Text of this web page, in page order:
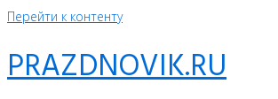
Перейти к контенту
PRAZDNOVIK.RU